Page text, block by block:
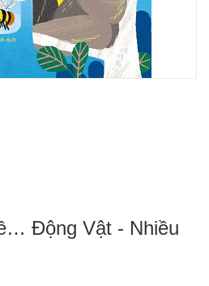
Động Vật - Nhiều